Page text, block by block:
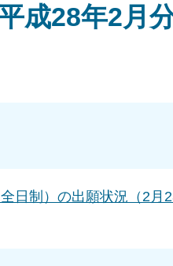
成28年2月
日制）の出願状況（2月